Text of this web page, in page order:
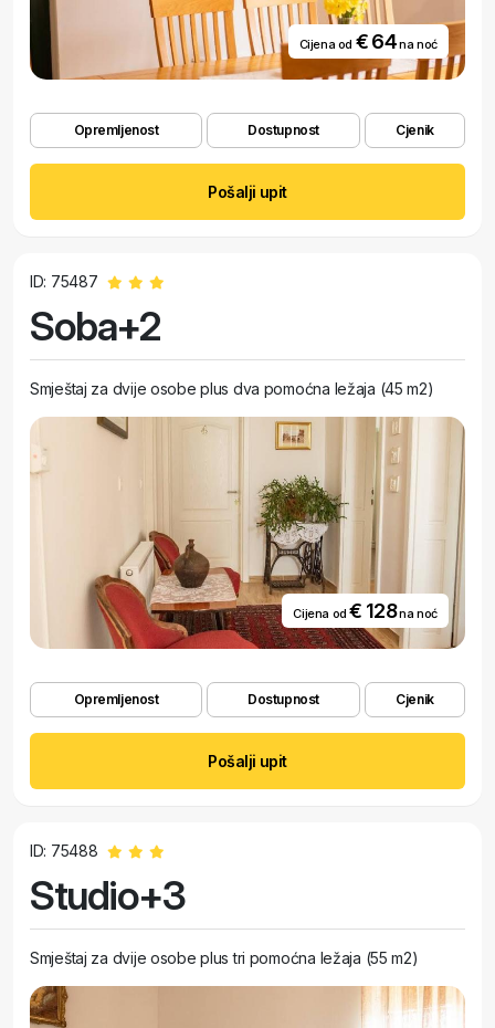
Cijena od € 64na noć
Opremljenost Dostupnost Cjenik
Pošalji upit
ID: 75487
Soba+2
Smještaj za dvije osobe plus dva pomoćna ležaja (45 m2)
Cijena od€ 128na noć
Opremljenost Dostupnost Cjenik
Pošalji upit
ID: 75488
Studio+3
Smještaj za dvije osobe plus tri pomoćna ležaja (55 m2)